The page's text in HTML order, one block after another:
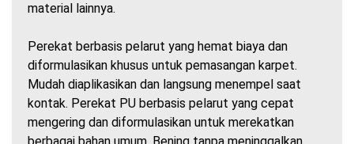
material lainnya.
Perekat berbasis pelarut yang hemat biaya dan
diformulasikan khusus untuk pemasangan karpet.
Mudah diaplikasikan dan langsung menempel saat
kontak. Perekat PU berbasis pelarut yang cepat
mengering dan diformulasikan untuk merekatkan